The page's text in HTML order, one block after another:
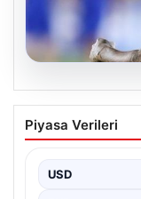
06.08.2026
Maçın bitişi
tansiyonu
gergin anlar
yüksek…
Piyasa Verileri
USD